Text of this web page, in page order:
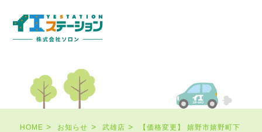
HOME お知らせ 武雄店
【価格変更】 嬉野市嬉野町下